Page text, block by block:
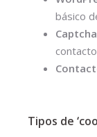
básico
Captcha
Tipos de